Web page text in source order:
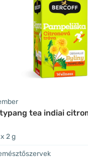
tea indiai
2 g